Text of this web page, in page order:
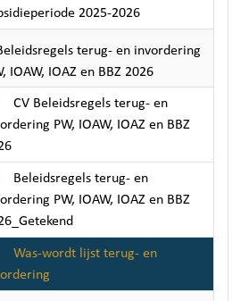
2025-2026
terug- en invordering
IOAW, IOAZ en BBZ 2026
CV Beleidsregels terug- en
PW, IOAW, IOAZ en BBZ
Beleidsregels terug- en
PW, IOAW, IOAZ en BBZ
Was-wordt lijst terug- en